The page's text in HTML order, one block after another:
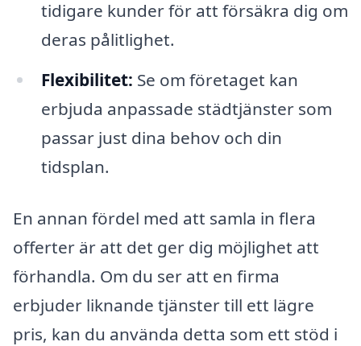
tidigare kunder för att försäkra dig om
deras pålitlighet.
Flexibilitet: Se om företaget kan
erbjuda anpassade städtjänster som
passar just dina behov och din
tidsplan.
En annan fördel med att samla in flera
offerter är att det ger dig möjlighet att
förhandla. Om du ser att en firma
erbjuder liknande tjänster till ett lägre
pris, kan du använda detta som ett stöd i